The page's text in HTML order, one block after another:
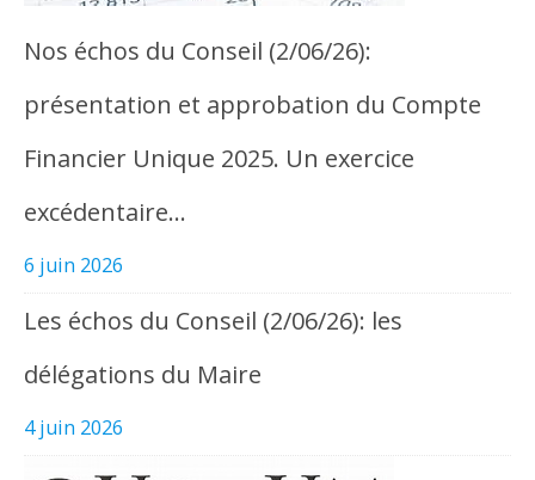
Nos échos du Conseil (2/06/26):
présentation et approbation du Compte
Financier Unique 2025. Un exercice
excédentaire…
6 juin 2026
Les échos du Conseil (2/06/26): les
délégations du Maire
4 juin 2026